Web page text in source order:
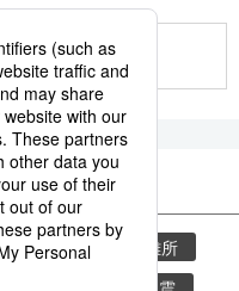
災害
避難所